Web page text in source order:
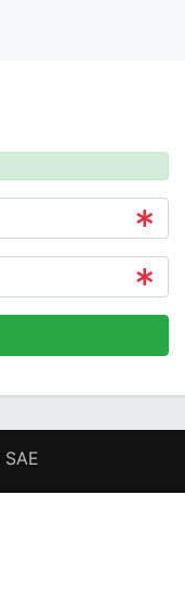
SAE